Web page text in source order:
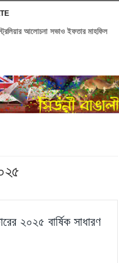
আলোচনা সভাও ইফতার মাহফিল
২০২৫ বার্ষিক সাধারণ